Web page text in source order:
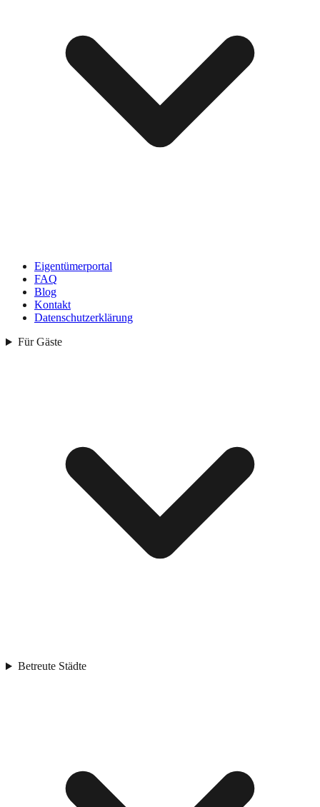
Eigentümerportal
FAQ
Blog
Kontakt
Datenschutzerklärung
Für Gäste
Betreute Städte